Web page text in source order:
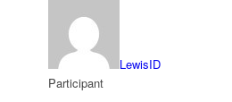
LewisID
Participant